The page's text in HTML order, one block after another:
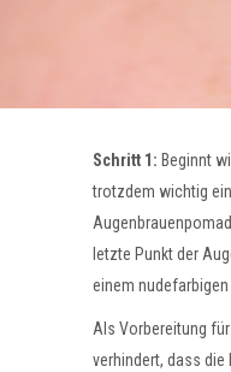
Schritt 1: Beginnt
trotzdem wichtig
letzte Punkt der
einem
Als Vorbereitung
verhindert, dass